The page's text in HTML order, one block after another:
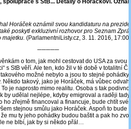
spolupráce s StB... Detaily o Horáčkovi.
Horáček oznámil svou kandidaturu na
poskytl exkluzivní rozhovor pro Seznam
majetku. (ParlamentniListy.cz, 3. 11. 2016, 17:00)
─────
o tom, jak mohl cestovat do USA za svou
s StB věří. Ale ten, kdo žil v té době v totalitní
možné nebylo a jsou to stejné pohádky
Někdo takový, jako je Horáček, má vůbec
je naprosto mimo realitu. Osoba s tak
by udělal nejlépe, kdyby emigroval a raději
ho zřejmě financoval a financuje, bude chtít své
stejnou smůlu jako Horáček. Aspoň to bude
mu ty jeho pohádky budou baštit a pak ho
ne blbí, jak by si někdo přál…